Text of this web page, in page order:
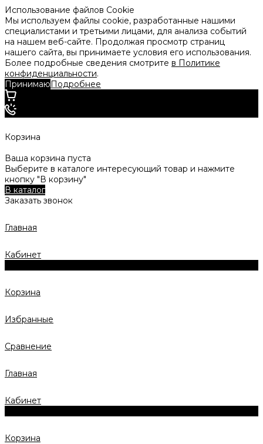
Использование файлов Cookie
Мы используем файлы cookie, разработанные нашими
специалистами и третьими лицами, для анализа событий
на нашем веб-сайте. Продолжая просмотр страниц
нашего сайта, вы принимаете условия его использования.
Более подробные сведения смотрите в Политике
конфиденциальности.
ПринимаюПодробнее
Корзина
Ваша корзина пуста
Выберите в каталоге интересующий товар и нажмите
кнопку "В корзину"
В каталог
Заказать звонок
Главная
Кабинет
Корзина
Избранные
Сравнение
Главная
Кабинет
Корзина